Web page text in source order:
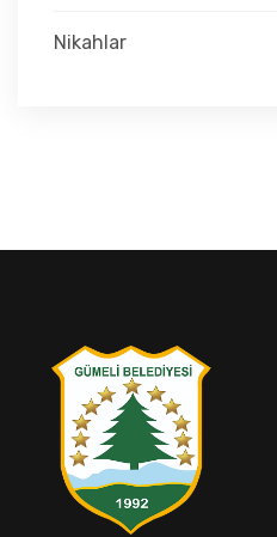
Nikahlar